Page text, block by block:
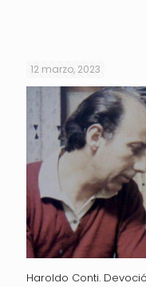
12 marzo, 2023
Haroldo Conti.